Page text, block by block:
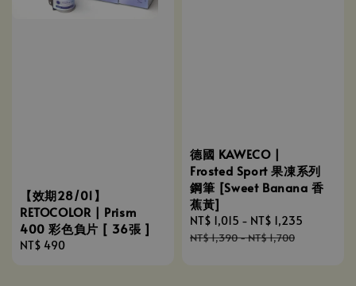
【效期28/01】
RETOCOLOR | Prism
400 彩色負片 [ 36張 ]
Regular
NT$ 490
德國 KAWECO |
Frosted Sport 果凍系列
鋼筆 [Sweet Banana 香
蕉黃]
Sale
price
NT$ 1,015 - NT$ 1,235
NT$ 1,390-NT$ 1,700